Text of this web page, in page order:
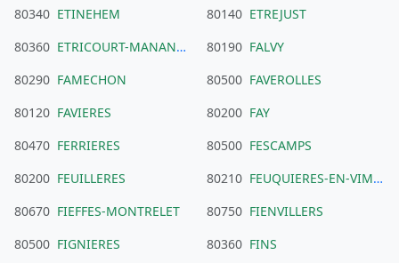
80340 ETINEHEM 80140 ETREJUST
80360 ETRICOURT-MANANCOURT 80190 FALVY
80290 FAMECHON 80500 FAVEROLLES
80120 FAVIERES 80200 FAY
80470 FERRIERES 80500 FESCAMPS
80200 FEUILLERES 80210 FEUQUIERES-EN-VIMEU
80670 FIEFFES-MONTRELET 80750 FIENVILLERS
80500 FIGNIERES 80360 FINS